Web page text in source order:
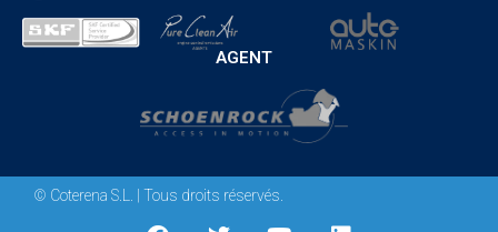
AGENT
© Coterena S.L. | Tous droits réservés.